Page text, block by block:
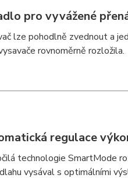
pro vyvážené
lze pohodlně zvednout a
rovnoměrně rozložila.
regulace
technologie SmartMode
vysával s optimálními